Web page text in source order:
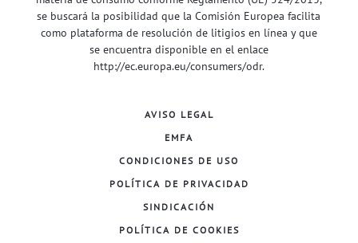
se buscará la posibilidad que la Comisión Europea facilita
como plataforma de resolución de litigios en línea y que
se encuentra disponible en el enlace
http://ec.europa.eu/consumers/odr.
AVISO LEGAL
EMFA
CONDICIONES DE USO
POLÍTICA DE PRIVACIDAD
SINDICACIÓN
POLÍTICA DE COOKIES